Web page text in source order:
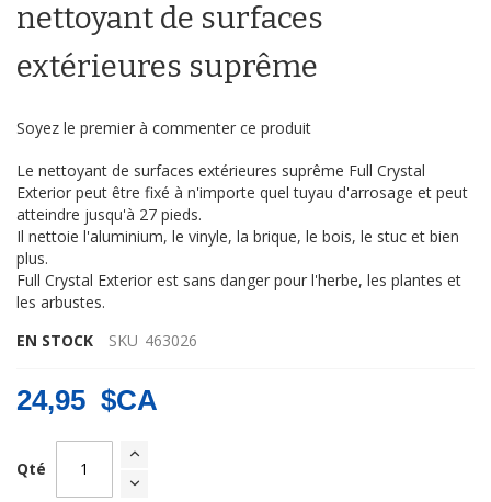
Galerie
d’images
nettoyant de surfaces
extérieures suprême
Soyez le premier à commenter ce produit
Le nettoyant de surfaces extérieures suprême Full Crystal
Exterior peut être fixé à n'importe quel tuyau d'arrosage et peut
atteindre jusqu'à 27 pieds.
Il nettoie l'aluminium, le vinyle, la brique, le bois, le stuc et bien
plus.
Full Crystal Exterior est sans danger pour l'herbe, les plantes et
les arbustes.
EN STOCK
SKU 463026
24,95 $CA
Qté